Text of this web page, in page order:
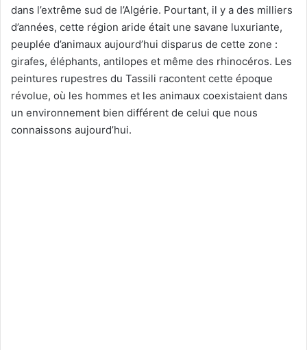
dans l’extrême sud de l’Algérie. Pourtant, il y a des milliers
d’années, cette région aride était une savane luxuriante,
peuplée d’animaux aujourd’hui disparus de cette zone :
girafes, éléphants, antilopes et même des rhinocéros. Les
peintures rupestres du Tassili racontent cette époque
révolue, où les hommes et les animaux coexistaient dans
un environnement bien différent de celui que nous
connaissons aujourd’hui.